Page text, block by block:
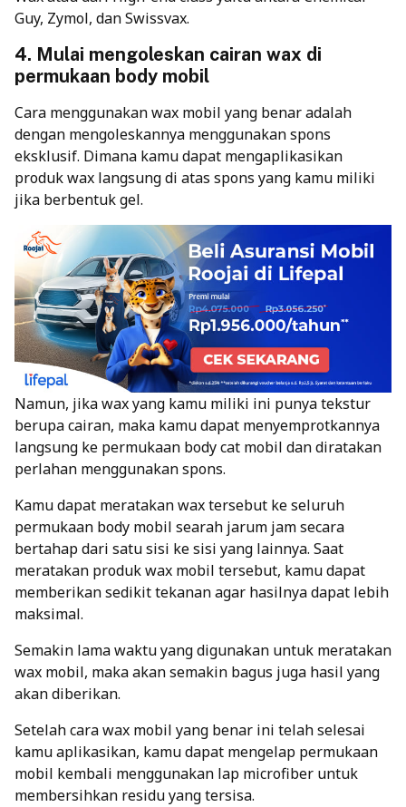
Guy, Zymol, dan Swissvax.
4. Mulai mengoleskan cairan wax di
permukaan body mobil
Cara menggunakan wax mobil yang benar adalah
dengan mengoleskannya menggunakan spons
eksklusif. Dimana kamu dapat mengaplikasikan
produk wax langsung di atas spons yang kamu miliki
jika berbentuk gel.
Namun, jika wax yang kamu miliki ini punya tekstur
berupa cairan, maka kamu dapat menyemprotkannya
langsung ke permukaan body cat mobil dan diratakan
perlahan menggunakan spons.
Kamu dapat meratakan wax tersebut ke seluruh
permukaan body mobil searah jarum jam secara
bertahap dari satu sisi ke sisi yang lainnya. Saat
meratakan produk wax mobil tersebut, kamu dapat
memberikan sedikit tekanan agar hasilnya dapat lebih
maksimal.
Semakin lama waktu yang digunakan untuk meratakan
wax mobil, maka akan semakin bagus juga hasil yang
akan diberikan.
Setelah cara wax mobil yang benar ini telah selesai
kamu aplikasikan, kamu dapat mengelap permukaan
mobil kembali menggunakan lap microfiber untuk
membersihkan residu yang tersisa.